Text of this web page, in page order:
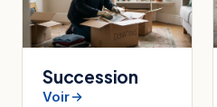
Succession
Voir